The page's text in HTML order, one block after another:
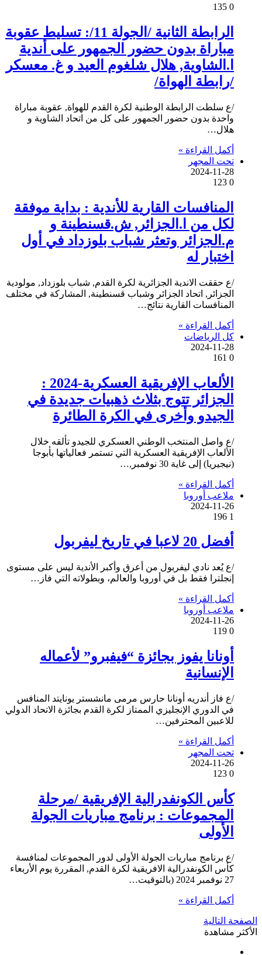
0
الرابطة الثانية /الجولة 11/: تسليط عقوبة
مباراة بدون حضور الجمهور على أندية
ا.الشاوية, هلال شلغوم العيد و غ. معسكر
/رابطة الهواة/
/ع سلطت الرابطة الوطنية لكرة القدم للهواة, عقوبة مباراة
واحدة بدون حضور الجمهور على كل من اتحاد الشاوية و
هلال…
أكمل القراءة »
تحت المجهر
2024-11-28
0
المنافسات القارية للأندية : بداية موفقة
لكل من ا.الجزائر, ش.قسنطينة و
م.الجزائر وتعثر شباب بلوزداد في أول
اختبار له
/ع حققت الاندية الجزائرية لكرة القدم, شباب بلوزداد, مولودية
الجزائر, اتحاد الجزائر وشباب قسنطينة, المشاركة في مختلف
المنافسات القارية نتائج…
أكمل القراءة »
كل الرياضات
2024-11-28
0
الألعاب الإفريقية العسكرية-2024 :
الجزائر تتوج بثلاث ذهبيات جديدة في
الجيدو وأخرى في الكرة الطائرة
/ع واصل المنتخب الوطني العسكري للجيدو تألقه خلال
الألعاب الإفريقية العسكرية التي تستمر فعالياتها بأبوجا
(نيجيريا) إلى غاية 30 نوفمبر,…
أكمل القراءة »
ملاعب أوروبا
2024-11-26
1
أفضل 20 لاعبا في تاريخ ليفربول
/ع يُعد نادي ليفربول من أعرق وأكبر الأندية ليس على مستوى
إنجلترا فقط بل في أوروبا والعالم، وبطولاته التي فاز…
أكمل القراءة »
ملاعب أوروبا
2024-11-26
0
أونانا يفوز بجائزة “فيفبرو” لأعماله
الإنسانية
/ع فاز أندريه أونانا حارس مرمى مانشستر يونايتد المنافس
في الدوري الإنجليزي الممتاز لكرة القدم بجائزة الاتحاد الدولي
للاعبين المحترفين…
أكمل القراءة »
تحت المجهر
2024-11-26
0
كأس الكونفدرالية الإفريقية /مرحلة
المجموعات : برنامج مباريات الجولة
الأولى
/ع برنامج مباريات الجولة الأولى لدور المجموعات لمنافسة
كأس الكونفدرالية الافريقية لكرة القدم, المقررة يوم الأربعاء
27 نوفمبر 2024 (بالتوقيت…
أكمل القراءة »
الصفحة التالية
الأكثر مشاهدة